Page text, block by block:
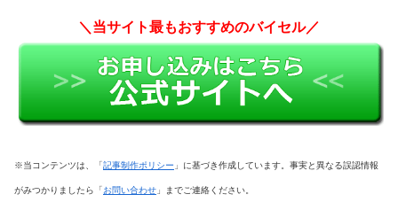
＼当サイト最もおすすめのバイセル／
※当コンテンツは、「記事制作ポリシー 」に基づき作成しています。事実と異なる誤認情報
がみつかりましたら「お問い合わせ 」までご連絡ください。